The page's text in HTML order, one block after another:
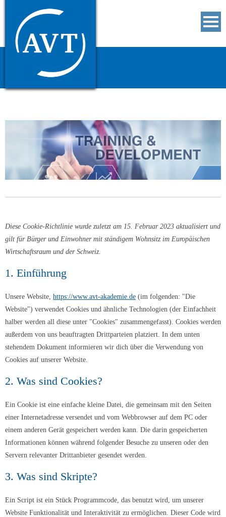
Diese Cookie-Richtlinie wurde zuletzt am 15. Februar 2023 aktualisiert und
gilt für Bürger und Einwohner mit ständigem Wohnsitz im Europäischen
Wirtschaftsraum und der Schweiz.
1. Einführung
Unsere Website, https://www.avt-akademie.de (im folgenden: "Die
Website") verwendet Cookies und ähnliche Technologien (der Einfachheit
halber werden all diese unter "Cookies" zusammengefasst). Cookies werden
außerdem von uns beauftragten Drittparteien platziert. In dem unten
stehendem Dokument informieren wir dich über die Verwendung von
Cookies auf unserer Website.
2. Was sind Cookies?
Ein Cookie ist eine einfache kleine Datei, die gemeinsam mit den Seiten
einer Internetadresse versendet und vom Webbrowser auf dem PC oder
einem anderen Gerät gespeichert werden kann. Die darin gespeicherten
Informationen können während folgender Besuche zu unseren oder den
Servern relevanter Drittanbieter gesendet werden.
3. Was sind Skripte?
Ein Script ist ein Stück Programmcode, das benutzt wird, um unserer
Website Funktionalität und Interaktivität zu ermöglichen. Dieser Code wird